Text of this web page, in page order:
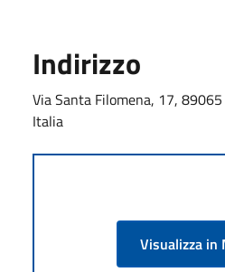
Indirizzo
Via Santa Filomena, 17,
Italia
Visualizza in